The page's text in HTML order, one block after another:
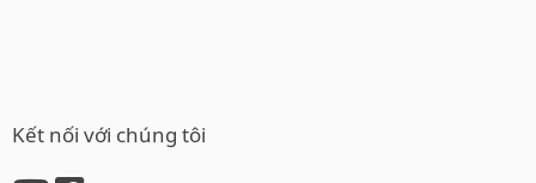
Kết nối với chúng tôi